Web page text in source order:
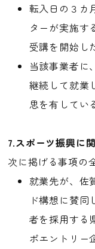
転入日の３カ
ターが実施す
受講を開始し
当該事業者に
継続して就業
思を有してい
7.スポーツ振興に
次に掲げる事項の
就業先が、佐
ド構想に賛
者を採用する
ポエントリー